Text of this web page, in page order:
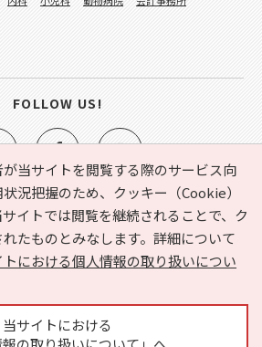
当サイトを閲覧する際のサービス向
況把握のため、クッキー（Cookie）
イトでは閲覧を継続されることで、ク
たものとみなします。詳細について
トにおける個人情報の取り扱いについ
当サイトにおける
）とは？ お気に入り
ヘルプ
報の取り扱いについて
運営会社
広告掲載に関するお問い合わせ
FOLLOW US!